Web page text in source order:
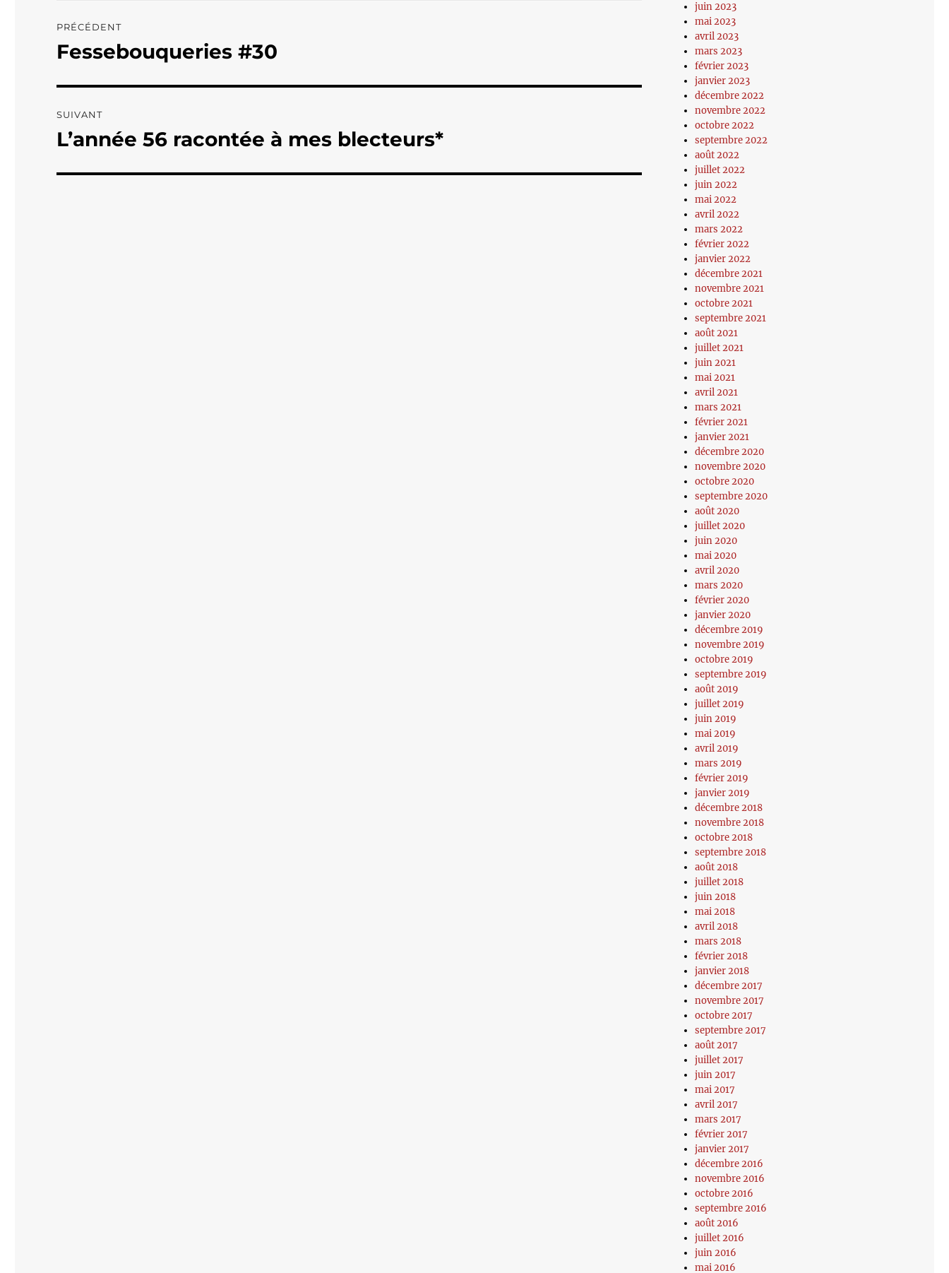
de
PRÉCÉDENT
Publication
Fessebouqueries #30
SUIVANT
Publication
L’année 56 racontée à mes blecteurs*
juin 2023
mai 2023
avril 2023
mars 2023
février 2023
janvier 2023
décembre 2022
novembre 2022
octobre 2022
septembre 2022
août 2022
juillet 2022
juin 2022
mai 2022
avril 2022
mars 2022
février 2022
janvier 2022
décembre 2021
novembre 2021
octobre 2021
septembre 2021
août 2021
juillet 2021
juin 2021
mai 2021
avril 2021
mars 2021
février 2021
janvier 2021
décembre 2020
novembre 2020
octobre 2020
septembre 2020
août 2020
juillet 2020
juin 2020
mai 2020
avril 2020
mars 2020
février 2020
janvier 2020
décembre 2019
novembre 2019
octobre 2019
septembre 2019
août 2019
juillet 2019
juin 2019
mai 2019
avril 2019
mars 2019
février 2019
janvier 2019
décembre 2018
novembre 2018
octobre 2018
septembre 2018
août 2018
juillet 2018
juin 2018
mai 2018
avril 2018
mars 2018
février 2018
janvier 2018
décembre 2017
novembre 2017
octobre 2017
septembre 2017
août 2017
juillet 2017
juin 2017
mai 2017
avril 2017
mars 2017
février 2017
janvier 2017
décembre 2016
novembre 2016
octobre 2016
septembre 2016
août 2016
juillet 2016
juin 2016
mai 2016